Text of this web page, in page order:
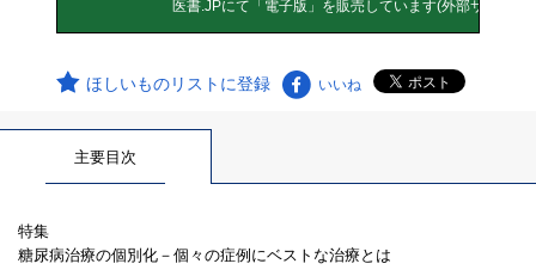
ほしいものリストに登録 いいね
主要目次
特集
糖尿病治療の個別化－個々の症例にベストな治療とは